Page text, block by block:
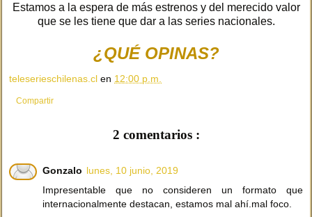
Estamos a la espera de más estrenos y del merecido valor
que se les tiene que dar a las series nacionales.
¿QUÉ OPINAS?
teleserieschilenas.cl en 12:00 p.m.
Compartir
2 comentarios :
Gonzalo lunes, 10 junio, 2019
Impresentable que no consideren un formato que
internacionalmente destacan, estamos mal ahí.mal foco.